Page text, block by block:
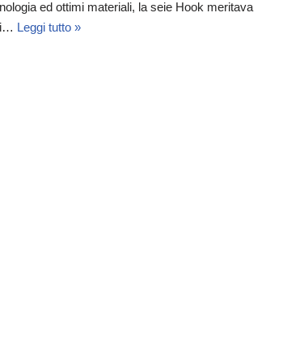
ed ottimi materiali, la seie Hook meritava
Leggi tutto »